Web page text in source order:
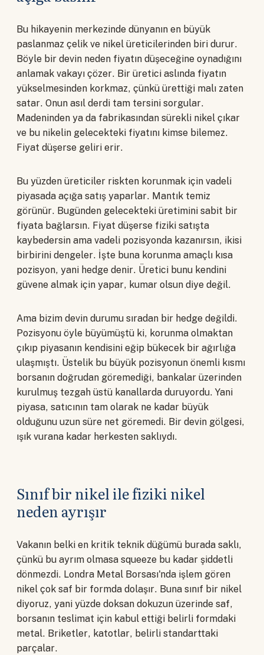
Bu hikayenin merkezinde dünyanın en büyük
paslanmaz çelik ve nikel üreticilerinden biri durur.
Böyle bir devin neden fiyatın düşeceğine oynadığını
anlamak vakayı çözer. Bir üretici aslında fiyatın
yükselmesinden korkmaz, çünkü ürettiği malı zaten
satar. Onun asıl derdi tam tersini sorgular.
Madeninden ya da fabrikasından sürekli nikel çıkar
ve bu nikelin gelecekteki fiyatını kimse bilemez.
Fiyat düşerse geliri erir.
Bu yüzden üreticiler riskten korunmak için vadeli
piyasada açığa satış yaparlar. Mantık temiz
görünür. Bugünden gelecekteki üretimini sabit bir
fiyata bağlarsın. Fiyat düşerse fiziki satışta
kaybedersin ama vadeli pozisyonda kazanırsın, ikisi
birbirini dengeler. İşte buna korunma amaçlı kısa
pozisyon, yani hedge denir. Üretici bunu kendini
güvene almak için yapar, kumar olsun diye değil.
Ama bizim devin durumu sıradan bir hedge değildi.
Pozisyonu öyle büyümüştü ki, korunma olmaktan
çıkıp piyasanın kendisini eğip bükecek bir ağırlığa
ulaşmıştı. Üstelik bu büyük pozisyonun önemli kısmı
borsanın doğrudan göremediği, bankalar üzerinden
kurulmuş tezgah üstü kanallarda duruyordu. Yani
piyasa, satıcının tam olarak ne kadar büyük
olduğunu uzun süre net göremedi. Bir devin gölgesi,
ışık vurana kadar herkesten saklıydı.
Sınıf bir nikel ile fiziki nikel
neden ayrışır
Vakanın belki en kritik teknik düğümü burada saklı,
çünkü bu ayrım olmasa squeeze bu kadar şiddetli
dönmezdi. Londra Metal Borsası'nda işlem gören
nikel çok saf bir formda dolaşır. Buna sınıf bir nikel
diyoruz, yani yüzde doksan dokuzun üzerinde saf,
borsanın teslimat için kabul ettiği belirli formdaki
metal. Briketler, katotlar, belirli standarttaki
parçalar.